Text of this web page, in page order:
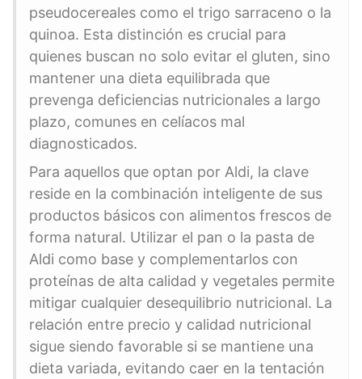
pseudocereales como el trigo sarraceno o la
quinoa. Esta distinción es crucial para
quienes buscan no solo evitar el gluten, sino
mantener una dieta equilibrada que
prevenga deficiencias nutricionales a largo
plazo, comunes en celíacos mal
diagnosticados.
Para aquellos que optan por Aldi, la clave
reside en la combinación inteligente de sus
productos básicos con alimentos frescos de
forma natural. Utilizar el pan o la pasta de
Aldi como base y complementarlos con
proteínas de alta calidad y vegetales permite
mitigar cualquier desequilibrio nutricional. La
relación entre precio y calidad nutricional
sigue siendo favorable si se mantiene una
dieta variada, evitando caer en la tentación